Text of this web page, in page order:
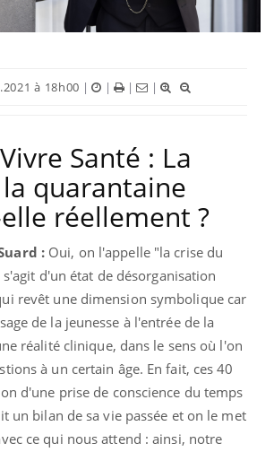
à 18h00 | | | |
Santé : La
quarantaine
réellement ?
: Oui, on l'appelle "la crise du
d'un état de désorganisation
revêt une dimension symbolique car
de la jeunesse à l'entrée de la
réalité clinique, dans le sens où l'on
à un certain âge. En fait, ces 40
d'une prise de conscience du temps
un bilan de sa vie passée et on le met
ce qui nous attend : ainsi, notre